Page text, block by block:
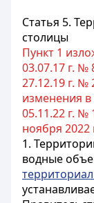
Статья 5.
столицы
Пункт 1
03.07.17 г. №
27.12.19 г. №
изменения в
05.11.22 г. №
ноября 2022
1.
водные